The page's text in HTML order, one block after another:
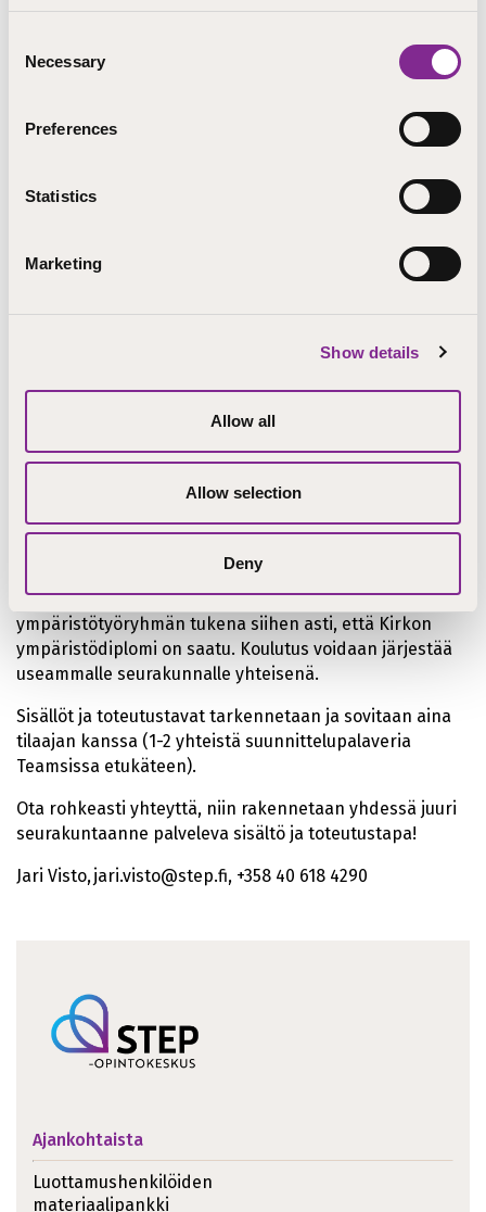
Selection
Necessary
Preferences
Statistics
Marketing
Show details
Allow all
Allow selection
Deny
perustehtävän yhteiseen pohdintaan ja sanoittamiseen
ja mitä me tästä saamme?
myönnetty, koulutuksessa hyödynnetään
ympäristöohjelman tavoitteita, niin että ne tulevat
luottamushenkilöille, ideaalitapauksessa yhdessä.
Koulutus voidaan toteuttaa yksi- tai kaksiosaisena ja
myös verkkoympäristöä hyödyntäen. Vähintään
aloitustapaaminen on hyvä toteuttaa kasvokkain.
kahteen osaan: yhteinen aloituspäivä ja toinen
tapaaminen ympäristökatselmuksen
yhteinen aloitustapaaminen) on neljä tuntia.
Koulutukseen voidaan liittää verkkotapaamisia
ympäristötyöryhmän tukena siihen asti, että Kirkon
ympäristödiplomi on saatu. Koulutus voidaan järjestää
useammalle seurakunnalle yhteisenä.
Sisällöt ja toteutustavat tarkennetaan ja sovitaan aina
tilaajan kanssa (1-2 yhteistä suunnittelupalaveria
Teamsissa etukäteen).
Ota rohkeasti yhteyttä, niin rakennetaan yhdessä juuri
seurakuntaanne palveleva sisältö ja toteutustapa!
Jari Visto, jari.visto@step.fi, +358 40 618 4290
Ajankohtaista
Luottamushenkilöiden
materiaalipankki